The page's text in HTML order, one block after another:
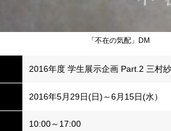
「不在の気配」DM
2016年度 学生展示企画 Part.2 三村
2016年5月29日(日)～6月15日(水）
10:00～17:00